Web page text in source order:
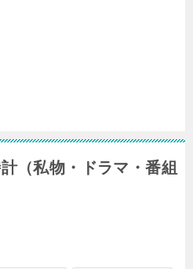
（私物・ドラマ・番組